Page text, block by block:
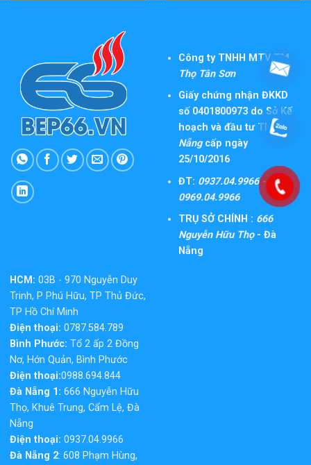
Công ty TNHH MTV TM
Thọ Tân Sơn
Giấy chứng nhận ĐKKD
số 0401800973 do Sở Kế
hoạch và đầu tư TPĐà
Nẵngcấp ngày
25/10/2016
ĐT: 0937.04.9966 -
0969.04.9966
TRỤ SỞ CHÍNH : 666
Nguyễn Hữu Thọ- Đà
Nẵng
HCM: 03B - 970 Nguyễn Duy
Trinh, P Phú Hữu, TP Thủ Đức,
TP Hồ Chí Minh
Điện thoại: 0787.584.789
Bình Phước: Tổ 2 ấp 2 Đồng
Nơ, Hớn Quản, Bình Phước
Điện thoại:0988.694.844
Đà Nẵng 1: 666 Nguyễn Hữu
Thọ, Khuê Trung, Cẩm Lệ, Đà
Nẵng
Điện thoại: 0937.04.9966
Đà Nẵng 2: 608 Phạm Hùng,